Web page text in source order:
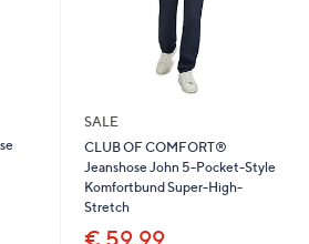
SALE
CLUB OF COMFORT®
Jeanshose John 5-Pocket-Style
Komfortbund Super-High-
Stretch
€ 59,99